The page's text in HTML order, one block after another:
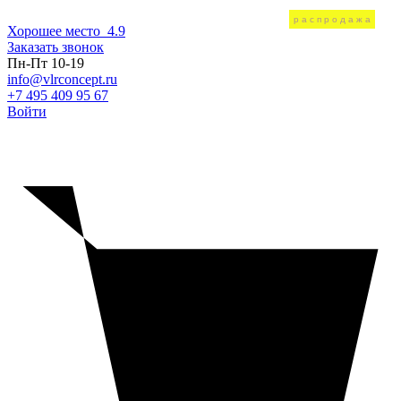
Хорошее место 4.9
Заказать звонок
Пн-Пт 10-19
info@vlrconcept.ru
+7 495 409 95 67
Войти
распродажа
распродажа
распродажа
распродажа
распродажа
распродажа